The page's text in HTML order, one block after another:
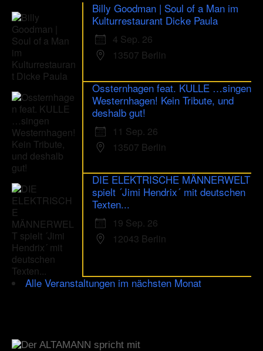
Billy Goodman | Soul of a Man im
Kulturrestaurant Dicke Paula
4 Sep. 26
13507 Berlin
Ossternhagen feat. KULLE …singen
Westernhagen! Kein Tribute, und
deshalb gut!
11 Sep. 26
13507 Berlin
DIE ELEKTRISCHE MÄNNERWELT
spielt ´Jimi Hendrix´ mit deutschen
Texten...
19 Sep. 26
12043 Berlin
Alle Veranstaltungen im nächsten Monat